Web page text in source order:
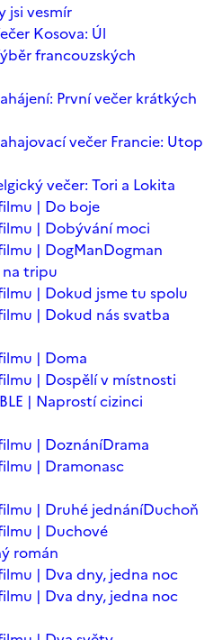
jsi vesmír
Kosova: Úl
francouzských
První večer krátkých
večer Francie: Utop
večer: Tori a Lokita
| Do boje
| Dobývání moci
| DogManDogman
tripu
| Dokud jsme tu spolu
| Dokud nás svatba
| Doma
| Dospělí v místnosti
| Naprostí cizinci
| DoznáníDrama
| Dramonasc
| Druhé jednáníDuchoň
| Duchové
román
| Dva dny, jedna noc
| Dva dny, jedna noc